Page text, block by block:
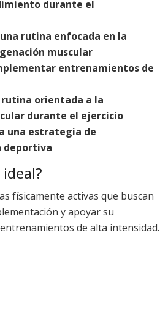
durante el
rutina enfocada en la
muscular
entrenamientos de
rutina orientada a la
durante el ejercicio
una estrategia de
deportiva
físicamente activas que buscan
y apoyar su
de alta intensidad.